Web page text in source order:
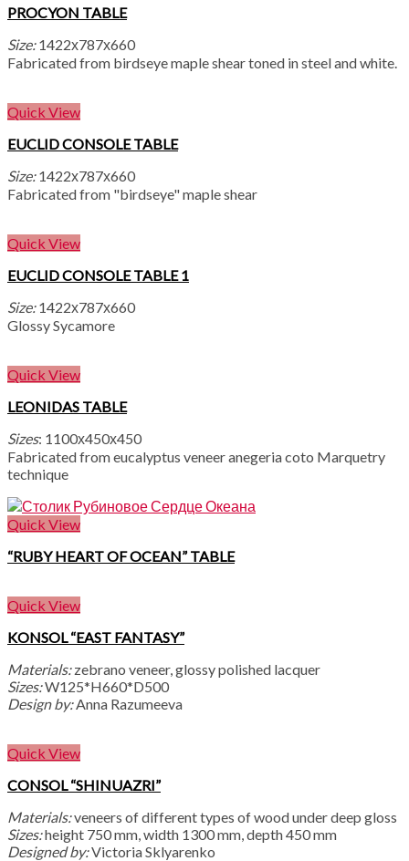
PROCYON TABLE
Size:1422х787х660
Fabricated from birdseye maple shear toned in steel and white.
Quick View
EUCLID CONSOLE TABLE
Size:1422х787х660
Fabricated from "birdseye" maple shear
Quick View
EUCLID CONSOLE TABLE 1
Size:1422х787х660
Glossy Sycamore
Quick View
LEONIDAS TABLE
Sizes: 1100х450х450
Fabricated from eucalyptus veneer anegeria coto Marquetry
technique
Quick View
“RUBY HEART OF OCEAN” TABLE
Quick View
KONSOL “EAST FANTASY”
Materials:zebrano veneer, glossy polished lacquer
Sizes:W125*H660*D500
Design by:Anna Razumeeva
Quick View
CONSOL “SHINUAZRI”
Materials:veneers of different types of wood under deep gloss
Sizes:height 750 mm, width 1300 mm, depth 450 mm
Designed by:Victoria Sklyarenko